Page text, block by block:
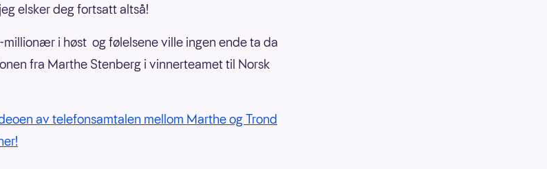
elsker deg fortsatt altså!
i høst og følelsene ville ingen ende ta da
fra Marthe Stenberg i vinnerteamet til Norsk
av telefonsamtalen mellom Marthe og Trond